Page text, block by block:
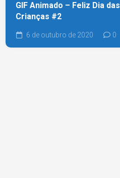
GIF Animado – Feliz Dia das
Crianças #2
6 de outubro de 2020 0